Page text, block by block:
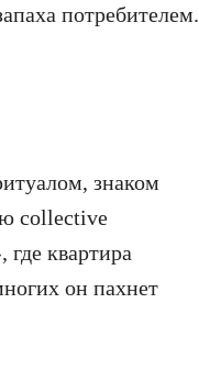
потребителем.
знаком
collective
квартира
он пахнет